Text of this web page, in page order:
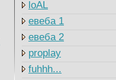
loAL
евеба 1
евеба 2
proplay
fuhhh...